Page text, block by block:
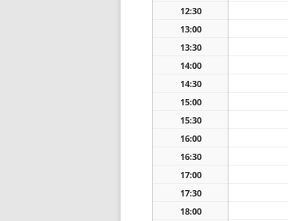
12:30
13:00
13:30
14:00
14:30
15:00
15:30
16:00
16:30
17:00
17:30
18:00